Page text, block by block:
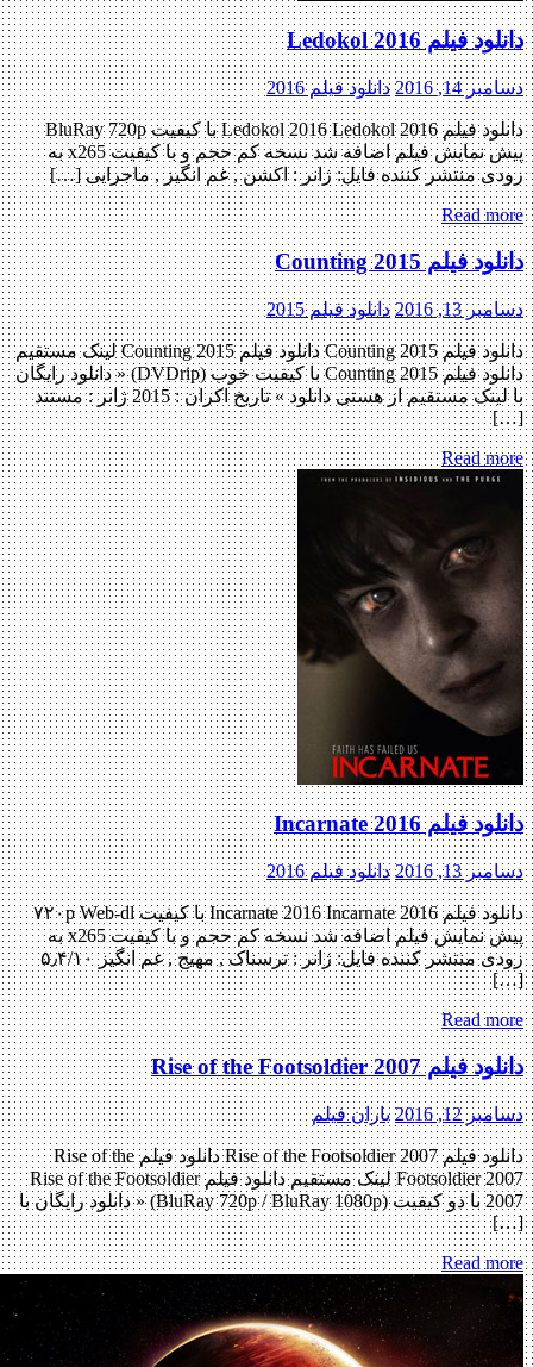
دانلود فیلم Ledokol 2016
دسامبر 14, 2016 دانلود فیلم 2016
دانلود فیلم Ledokol 2016 Ledokol 2016 با کیفیت BluRay 720p
پیش نمایش فیلم اضافه شد نسخه کم حجم و با کیفیت x265 به
زودی منتشر کننده فایل: ژانر : اکشن , غم انگیز , ماجرایی […]
Read more
دانلود فیلم Counting 2015
دسامبر 13, 2016 دانلود فیلم 2015
دانلود فیلم Counting 2015 دانلود فیلم Counting 2015 لینک مستقیم
دانلود فیلم Counting 2015 با کیفیت خوب (DVDrip) « دانلود رایگان
با لینک مستقیم از هستی دانلود » تاریخ اکران : 2015 ژانر : مستند
[…]
Read more
دانلود فیلم Incarnate 2016
دسامبر 13, 2016 دانلود فیلم 2016
دانلود فیلم Incarnate 2016 Incarnate 2016 با کیفیت ۷۲۰p Web-dl
پیش نمایش فیلم اضافه شد نسخه کم حجم و با کیفیت x265 به
زودی منتشر کننده فایل: ژانر : ترسناک , مهیج , غم انگیز ۵٫۴/۱۰
[…]
Read more
دانلود فیلم Rise of the Footsoldier 2007
دسامبر 12, 2016 باران فیلم
دانلود فیلم Rise of the Footsoldier 2007 دانلود فیلم Rise of the
Footsoldier 2007 لینک مستقیم دانلود فیلم Rise of the Footsoldier
2007 با دو کیفیت (BluRay 720p / BluRay 1080p) « دانلود رایگان با
[…]
Read more